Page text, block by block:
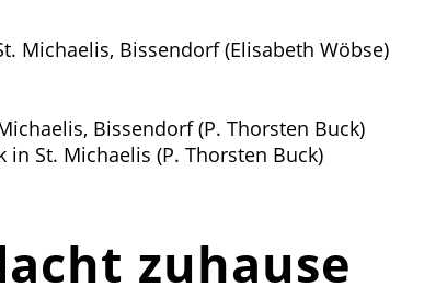
Michaelis, Bissendorf (Elisabeth Wöbse)
Bissendorf (P. Thorsten Buck)
St. Michaelis (P. Thorsten Buck)
zuhause